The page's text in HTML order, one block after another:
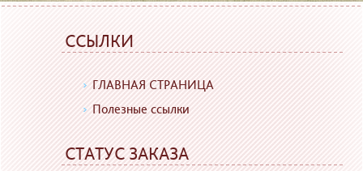
ССЫЛКИ
ГЛАВНАЯ СТРАНИЦА
Полезные ссылки
СТАТУС ЗАКАЗА